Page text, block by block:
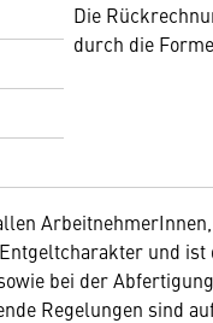
Die
durch die
und
bei der
Regelungen sind